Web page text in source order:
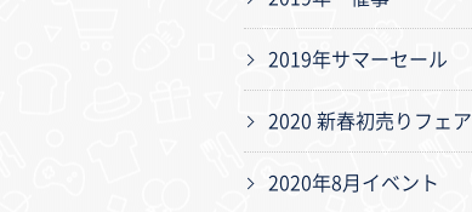
2019年サマーセール
2020 新春初売りフェア
2020年8月イベント